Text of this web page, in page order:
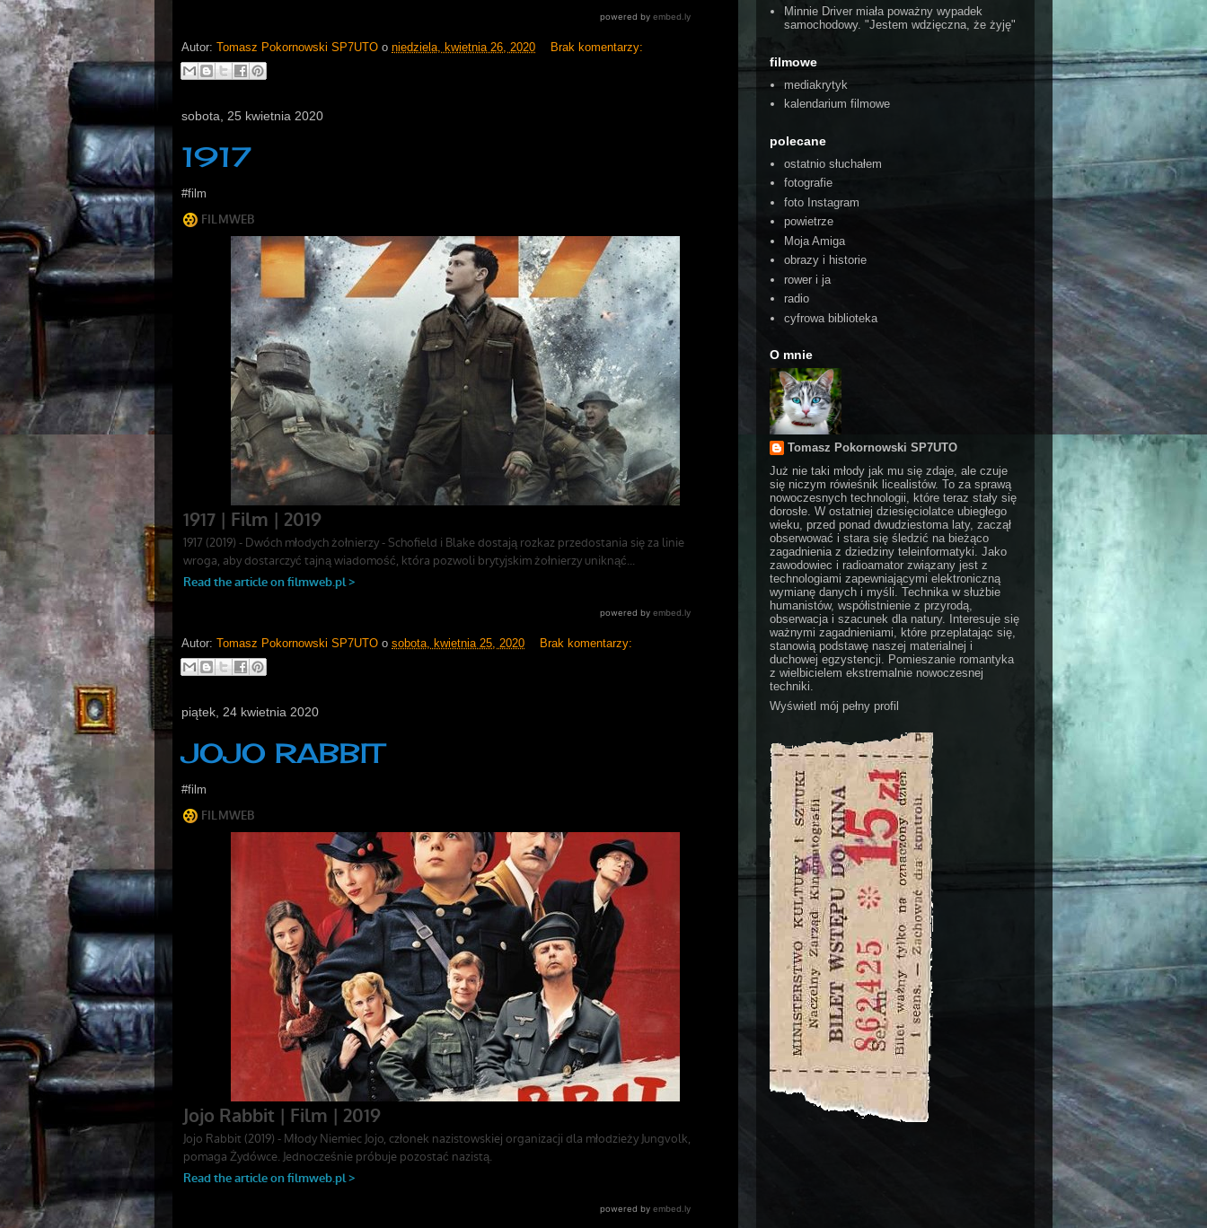
Autor: Tomasz Pokornowski SP7UTO o niedziela, kwietnia 26, 2020 Brak komentarzy:
sobota, 25 kwietnia 2020
1917
#film
Autor: Tomasz Pokornowski SP7UTO o sobota, kwietnia 25, 2020 Brak komentarzy:
piątek, 24 kwietnia 2020
JOJO RABBIT
#film
Minnie Driver miała poważny wypadek
samochodowy. "Jestem wdzięczna, że żyję"
filmowe
mediakrytyk
kalendarium filmowe
polecane
ostatnio słuchałem
fotografie
foto Instagram
powietrze
Moja Amiga
obrazy i historie
rower i ja
radio
cyfrowa biblioteka
O mnie
Tomasz Pokornowski SP7UTO
Już nie taki młody jak mu się zdaje, ale czuje
się niczym rówieśnik licealistów. To za sprawą
nowoczesnych technologii, które teraz stały się
dorosłe. W ostatniej dziesięciolatce ubiegłego
wieku, przed ponad dwudziestoma laty, zaczął
obserwować i stara się śledzić na bieżąco
zagadnienia z dziedziny teleinformatyki. Jako
zawodowiec i radioamator związany jest z
technologiami zapewniającymi elektroniczną
wymianę danych i myśli. Technika w służbie
humanistów, współistnienie z przyrodą,
obserwacja i szacunek dla natury. Interesuje się
ważnymi zagadnieniami, które przeplatając się,
stanowią podstawę naszej materialnej i
duchowej egzystencji. Pomieszanie romantyka
z wielbicielem ekstremalnie nowoczesnej
techniki.
Wyświetl mój pełny profil